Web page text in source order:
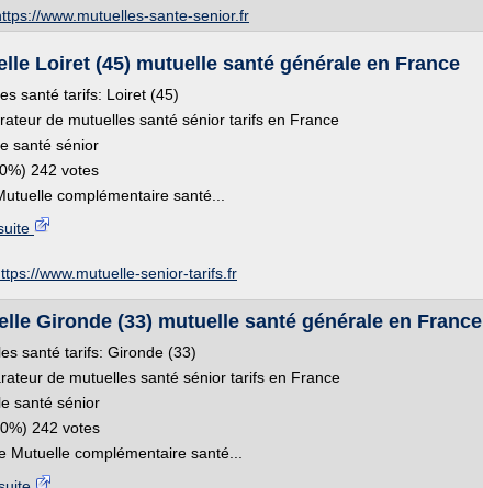
www.mutuelles-sante-senior.fr
Loiret (45) mutuelle santé générale en France
santé tarifs: Loiret (45)
de mutuelles santé sénior tarifs en France
santé sénior
242 votes
complémentaire santé...
www.mutuelle-senior-tarifs.fr
Gironde (33) mutuelle santé générale en France
santé tarifs: Gironde (33)
de mutuelles santé sénior tarifs en France
santé sénior
242 votes
Mutuelle complémentaire santé...